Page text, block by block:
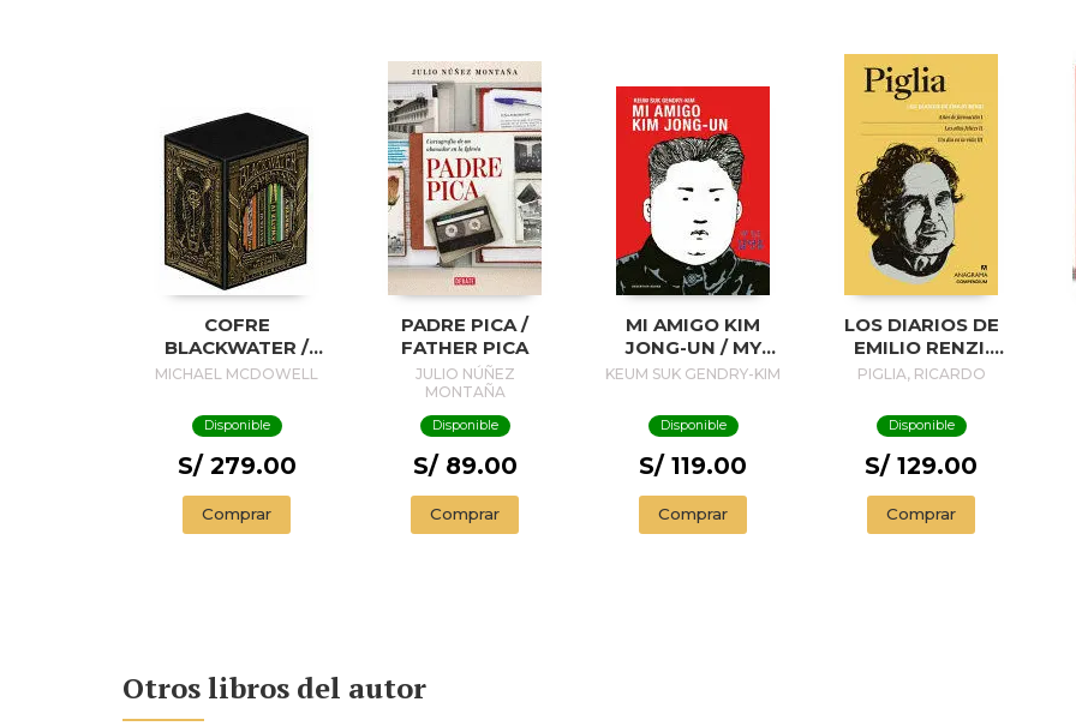
COFRE
BLACKWATER /
BLACKWATER
MICHAEL MCDOWELL
Disponible
S/ 279.00
Comprar
PADRE PICA /
FATHER PICA
JULIO NÚÑEZ
MONTAÑA
Disponible
S/ 89.00
Comprar
MI AMIGO KIM
JONG-UN / MY
FRIEND KIM JONG-
KEUM SUK GENDRY-KIM
Disponible
S/ 119.00
Comprar
LOS DIARIOS DE
EMILIO RENZI.
AÑOS DE
AÑOS FELICES II;
UN DIA EN LA VIDA
III
PIGLIA, RICARDO
Disponible
S/ 129.00
Comprar
Otros libros del autor